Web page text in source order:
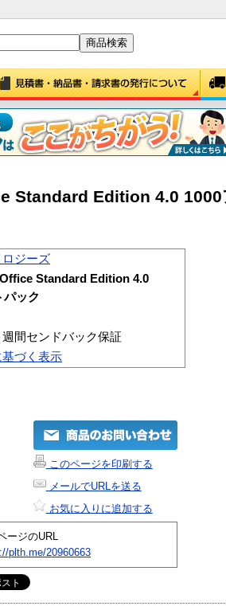
Standard Edition 4.0 1000
ジーズ
Standard Edition 4.0
パック
間センドバック保証
づく表示
このページを印刷する
メールでURLを送る
お気に入りに追加する
ージのURL
plth.me/20960663